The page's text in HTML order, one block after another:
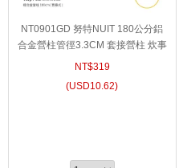
NT0901GD 努特NUIT 180公分鋁
合金營柱管徑3.3CM 套接營柱 炊事
帳蓬 天幕帳篷 門廷柱 前廷柱
NT$319
(USD10.62)